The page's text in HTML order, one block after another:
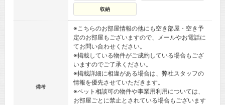
収納
備考
※こちらのお部屋情報の他にも空き部屋・空き予
定のお部屋もございますので、メールやお電話に
てお問い合わせください。
※掲載している物件がご成約している場合もござ
いますのでご了承ください。
※掲載詳細に相違がある場合は、弊社スタッフの
情報を優先させていただきます。
※ペット相談可の物件や事業用利用については、
お部屋ごとに禁止とされている場合もございます